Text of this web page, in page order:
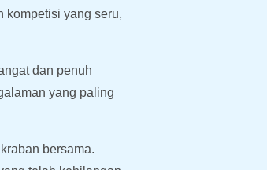
kompetisi yang seru,
dan penuh
yang paling
bersama.